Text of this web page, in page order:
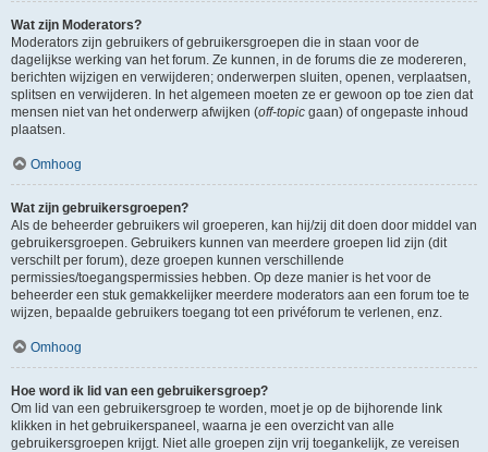
Wat zijn Moderators?
Moderators zijn gebruikers of gebruikersgroepen die in staan voor de
dagelijkse werking van het forum. Ze kunnen, in de forums die ze modereren,
berichten wijzigen en verwijderen; onderwerpen sluiten, openen, verplaatsen,
splitsen en verwijderen. In het algemeen moeten ze er gewoon op toe zien dat
mensen niet van het onderwerp afwijken (off-topic gaan) of ongepaste inhoud
plaatsen.
Omhoog
Wat zijn gebruikersgroepen?
Als de beheerder gebruikers wil groeperen, kan hij/zij dit doen door middel van
gebruikersgroepen. Gebruikers kunnen van meerdere groepen lid zijn (dit
verschilt per forum), deze groepen kunnen verschillende
permissies/toegangspermissies hebben. Op deze manier is het voor de
beheerder een stuk gemakkelijker meerdere moderators aan een forum toe te
wijzen, bepaalde gebruikers toegang tot een privéforum te verlenen, enz.
Omhoog
Hoe word ik lid van een gebruikersgroep?
Om lid van een gebruikersgroep te worden, moet je op de bijhorende link
klikken in het gebruikerspaneel, waarna je een overzicht van alle
gebruikersgroepen krijgt. Niet alle groepen zijn vrij toegankelijk, ze vereisen